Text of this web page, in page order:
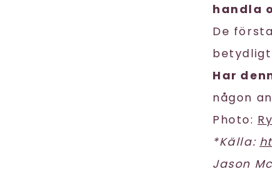
handla
De
Har
någon
Photo:
*Källa:
Jason